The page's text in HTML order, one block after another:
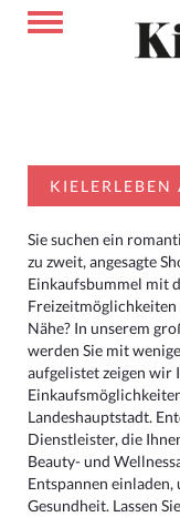
KIELERLEBEN
Sie suchen ein
zu zweit, angesagte
Einkaufsbummel mit
Nähe? In unserem
werden Sie mit
aufgelistet zeigen wir
Landeshauptstadt.
Dienstleister, die
Beauty- und
Entspannen
Gesundheit. Lassen